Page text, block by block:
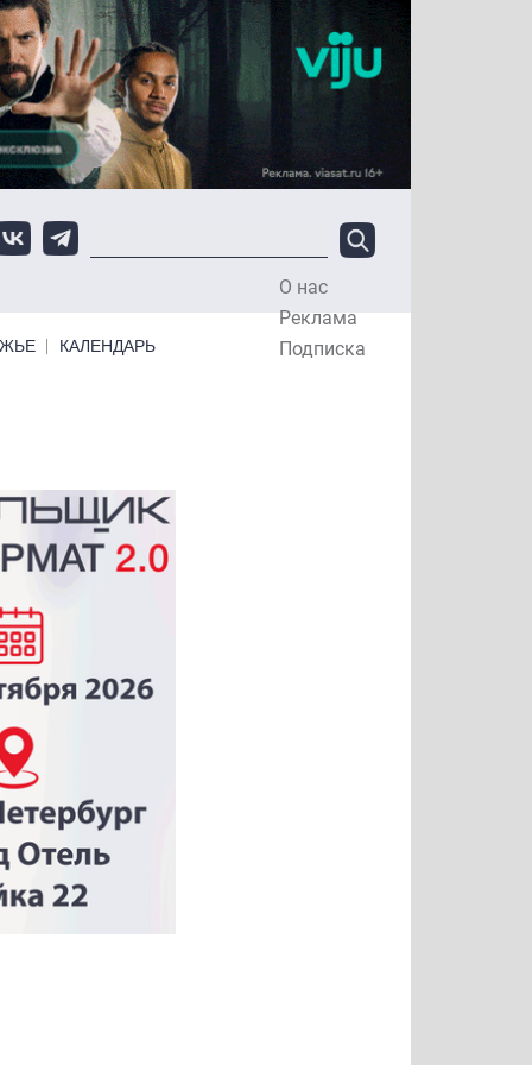
О нас
Реклама
Подписка
КАЛЕНДАРЬ